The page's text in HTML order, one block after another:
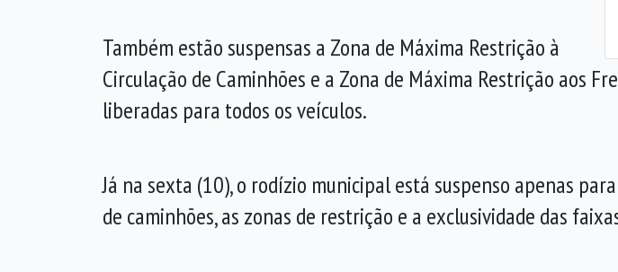
Também estão suspensas a Zona de Máxima Restrição à
Circulação de Caminhões e a Zona de Máxima Restrição aos
liberadas para todos os veículos.
Já na sexta (10), o rodízio municipal está suspenso apenas
de caminhões, as zonas de restrição e a exclusividade das